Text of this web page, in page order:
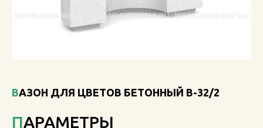
О КОМПАНИИ
ВАЗОН ДЛЯ ЦВЕТОВ БЕТОННЫЙ В-32/2
ПАРАМЕТРЫ